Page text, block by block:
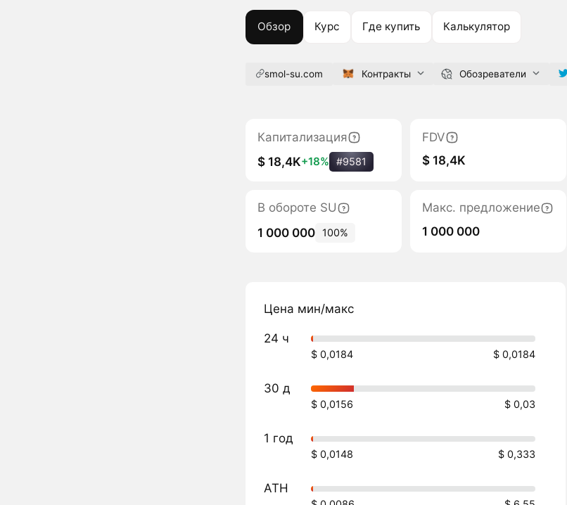
Обзор Курс Где купить Калькулятор
smol-su.com Контракты Обозреватели
Капитализация
$ 18,4K+18% #9581
FDV
$ 18,4K
В обороте SU
1 000 000
100%
Макс. предложение
1 000 000
Цена мин/макс
24 ч
$ 0,0184 $ 0,0184
30 д
$ 0,0156 $ 0,03
1 год
$ 0,0148 $ 0,333
ATH